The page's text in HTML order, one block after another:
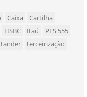
Caixa
Cartilha
HSBC Itaú
PLS 555
terceirização